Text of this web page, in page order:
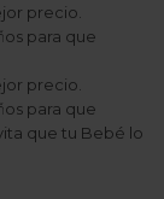
precio.
para que
precio.
para que
que tu Bebé lo